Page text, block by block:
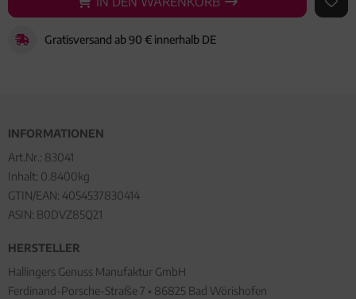
Gratisversand ab 90 € innerhalb DE
INFORMATIONEN
Art.Nr.: 83041
Inhalt: 0.8400kg
GTIN/EAN: 4054537830414
ASIN: B0DVZ85Q21
HERSTELLER
Hallingers Genuss Manufaktur GmbH
Ferdinand-Porsche-Straße 7 • 86825 Bad Wörishofen